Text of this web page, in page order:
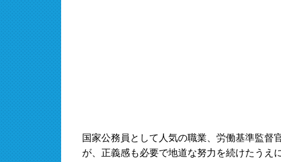
国家公務員として人気の職業、労働基準監督
が、正義感も必要で地道な努力を続けたうえ